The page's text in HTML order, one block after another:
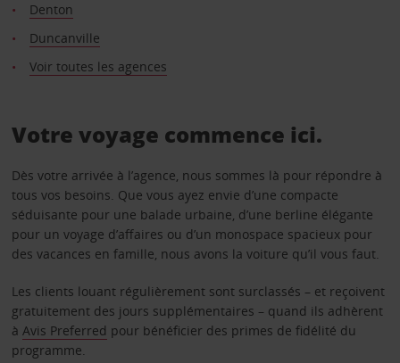
Denton
Duncanville
Voir toutes les agences
Votre voyage commence ici.
Dès votre arrivée à l’agence, nous sommes là pour répondre à
tous vos besoins. Que vous ayez envie d’une compacte
séduisante pour une balade urbaine, d’une berline élégante
pour un voyage d’affaires ou d’un monospace spacieux pour
des vacances en famille, nous avons la voiture qu’il vous faut.
Les clients louant régulièrement sont surclassés – et reçoivent
gratuitement des jours supplémentaires – quand ils adhèrent
à Avis Preferred pour bénéficier des primes de fidélité du
programme.